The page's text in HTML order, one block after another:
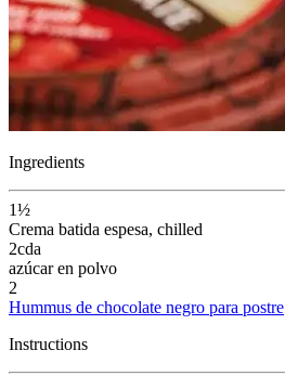
Ingredients
1½
Crema batida espesa, chilled
2cda
azúcar en polvo
2
Hummus de chocolate negro para postre
Instructions